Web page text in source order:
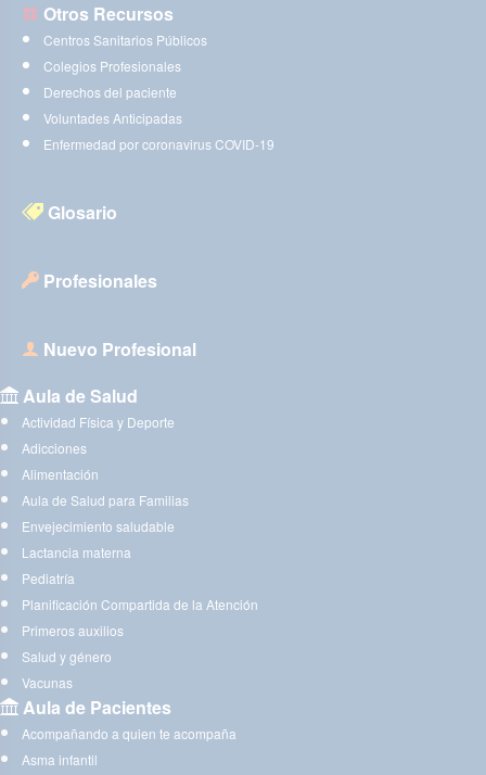
Otros Recursos
Centros Sanitarios Públicos
Colegios Profesionales
Derechos del paciente
Voluntades Anticipadas
Enfermedad por coronavirus COVID-19
Glosario
Profesionales
Nuevo Profesional
Aula de Salud
Actividad Física y Deporte
Adicciones
Alimentación
Aula de Salud para Familias
Envejecimiento saludable
Lactancia materna
Pediatría
Planificación Compartida de la Atención
Primeros auxilios
Salud y género
Vacunas
Aula de Pacientes
Acompañando a quien te acompaña
Asma infantil